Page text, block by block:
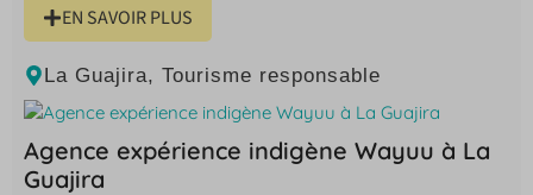
EN SAVOIR PLUS
La Guajira, Tourisme responsable
Agence expérience indigène Wayuu à La
Guajira